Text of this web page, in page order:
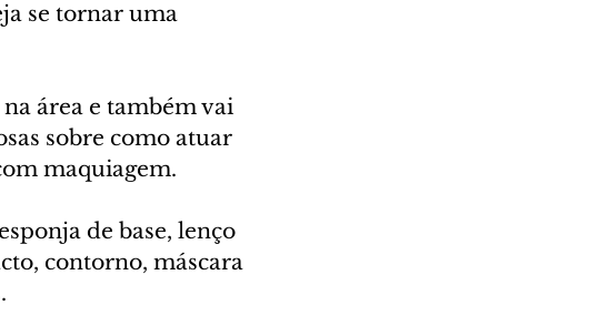
se tornar uma
área e também vai
sobre como atuar
maquiagem.
de base, lenço
contorno, máscara